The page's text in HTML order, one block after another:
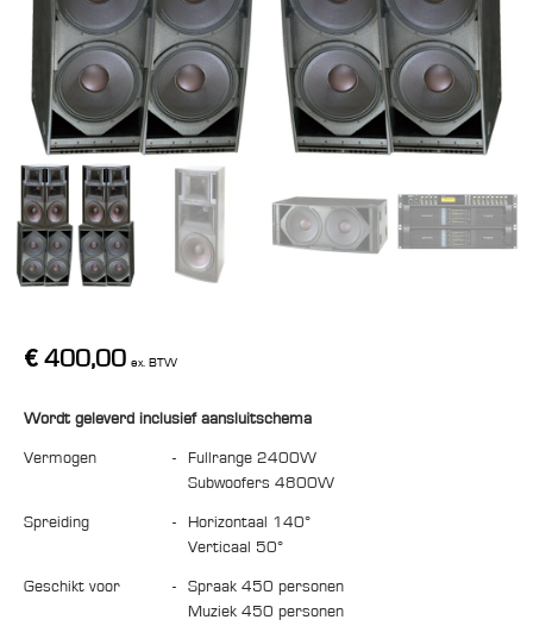
€ 400,00 ex. BTW
Wordt geleverd inclusief aansluitschema
Vermogen -
fullrange 2400W
Subwoofers 4800W
Spreiding -
horizontaal 140°
Verticaal 50°
Geschikt voor -
spraak 450 personen
Muziek 450 personen